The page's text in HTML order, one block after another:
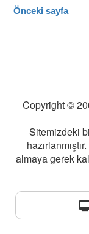
Önceki sayfa
Copyright ©
Sitemizdeki
almaya gerek